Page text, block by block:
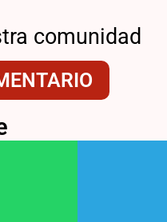
comunidad